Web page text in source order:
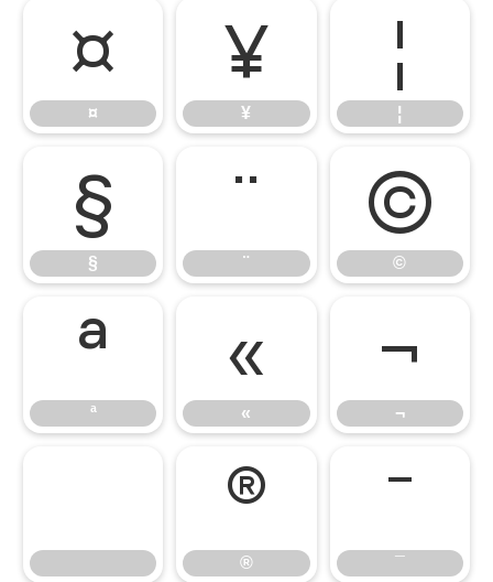
¤
¤
¥
¥
¦
¦
§
§
¨
¨
©
©
ª
ª
«
«
¬
¬
®
®
¯
¯